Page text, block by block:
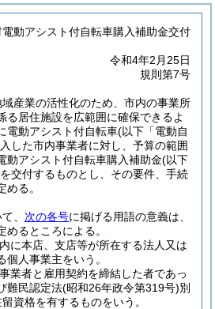
動アシスト付自転車購入補助金交付
令和4年2月25日
規則第7号
産業の活性化のため、市内の事業所
る居住施設を広範囲に確保できるよ
電動アシスト付自転車(以下「電動自
した市内事業者に対し、予算の範囲
動アシスト付自転車購入補助金(以下
を交付するものとし、その要件、手続
る。
、 次の各号に掲げる用語の意義は、
めるところによる。
に本店、支店等が所在する法人又は
人事業主をいう。
業者と雇用契約を締結した者であっ
難民認定法(昭和26年政令第319号)別
資格を有するものをいう。